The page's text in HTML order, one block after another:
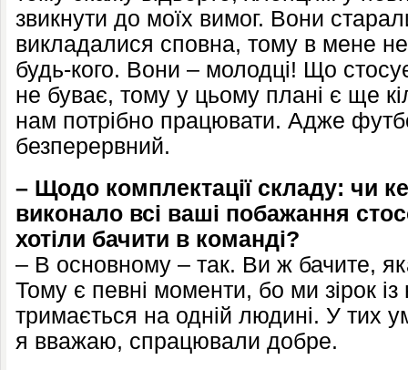
звикнути до моїх вимог. Вони
викладалися сповна, тому в мене
будь-кого. Вони – молодці! Що
не буває, тому у цьому плані є ще
нам потрібно працювати. Адже
безперервний.
– Щодо комплектації складу: чи
виконало всі ваші побажання
хотіли бачити в команді?
– В основному – так. Ви ж бачите,
Тому є певні моменти, бо ми зірок
тримається на одній людині. У тих
я вважаю, спрацювали добре.